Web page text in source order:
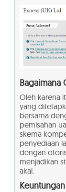
Bagaimana
Oleh karena
yang
bersama
pemisahan
skema
penyediaan
dengan
menjadikan
akal.
Keuntungan